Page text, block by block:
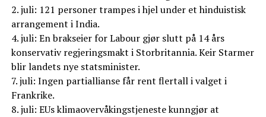
2. juli: 121 personer trampes i hjel under et hinduistisk
arrangement i India.
4. juli: En brakseier for Labour gjør slutt på 14 års
konservativ regjeringsmakt i Storbritannia. Keir Starmer
blir landets nye statsminister.
7. juli: Ingen partiallianse får rent flertall i valget i
Frankrike.
8. juli: EUs klimaovervåkingstjeneste kunngjør at